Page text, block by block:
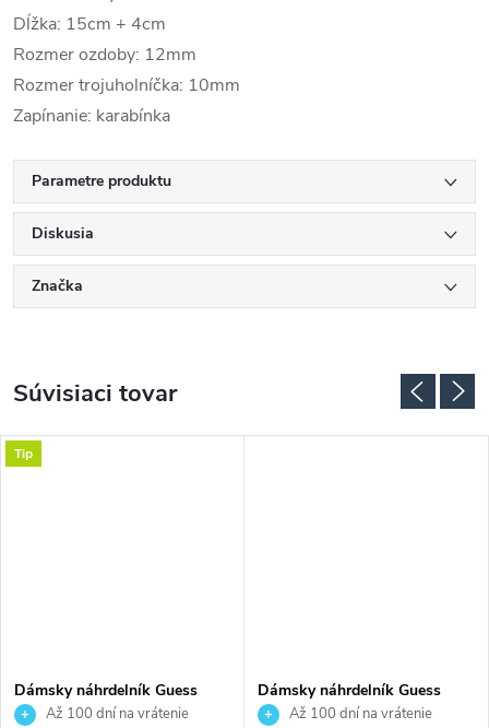
Dĺžka: 15cm + 4cm
Rozmer ozdoby: 12mm
Rozmer trojuholníčka: 10mm
Zapínanie: karabínka
Parametre produktu
Diskusia
Značka
Súvisiaci tovar
Tip
Dámsky náhrdelník Guess
JUBN02141JWRHT
Až 100 dní na vrátenie
Dámsky náhrdelník Guess
JUBN04649JWYGT
Až 100 dní na vrátenie